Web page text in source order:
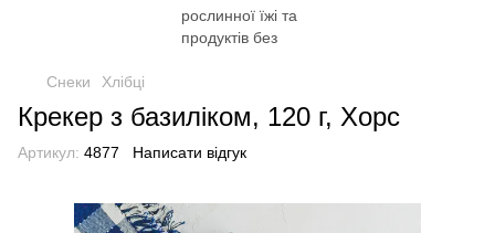
Снеки Хлібці
Крекер з базиліком, 120 г, Хорс
Артикул: 4877 Написати відгук